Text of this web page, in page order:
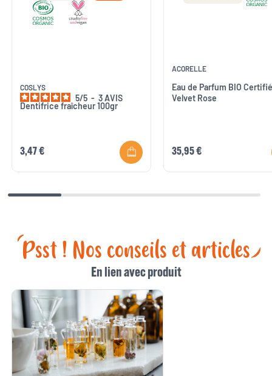
COSLYS
5/5 - 3AVIS
Dentifrice fraîcheur 100gr
3,47 €
ACORELLE
Eau de Parfum BIO
Velvet Rose
35,95 €
Psst ! Nos conseils et articles
En lien avec produit